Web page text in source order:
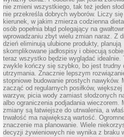
nie zmieni wszystkiego, tak też jeden
nie przekreśla dobrych wyborów. Liczy
kierunek, w jakim zmierza codzienna
osób popełnia błąd polegający na
wprowadzaniu zbyt wielu zmian naraz. Z
dzień eliminują ulubione produkty, planują
skomplikowane jadłospisy i obiecują
teraz wszystko będzie wyglądać idealnie.
zwykle kończy się szybko, bo jest trudny
utrzymania. Znacznie lepszym
stopniowe budowanie prostych nawyków.
zacząć od regularnych posiłków, większej
warzyw, picia wody zamiast słodzonych
albo ograniczenia podjadania wieczorem.
zmiany są łatwiejsze do utrwalenia, a
trwałość ma największą wartość.
znaczenie ma planowanie. Wiele
decyzji żywieniowych nie wynika z braku